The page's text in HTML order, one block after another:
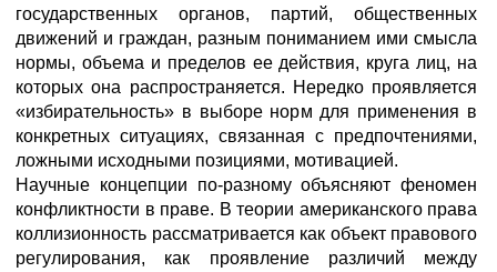
государственных органов, партий, общественных
движений и граждан, разным пониманием ими смысла
нормы, объема и пределов ее действия, круга лиц, на
которых она распространяется. Нередко проявляется
«избирательность» в выборе норм для применения в
конкретных ситуациях, связанная с предпочтениями,
ложными исходными позициями, мотивацией.
Научные концепции по-разному объясняют феномен
конфликтности в праве. В теории американского права
коллизионность рассматривается как объект правового
регулирования, как проявление различий между